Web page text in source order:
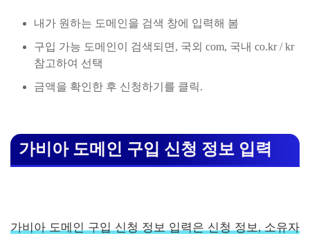
내가 원하는 도메인을 검색 창에 입력해 봄
구입 가능 도메인이 검색되면, 국외 com, 국내 co.kr / kr
참고하여 선택
금액을 확인한 후 신청하기를 클릭.
가비아 도메인 구입 신청 정보 입력
가비아 도메인 구입 신청 정보 입력은 신청 정보, 소유자